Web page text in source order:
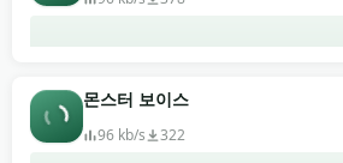
몬스터 보이스
96 kb/s 322